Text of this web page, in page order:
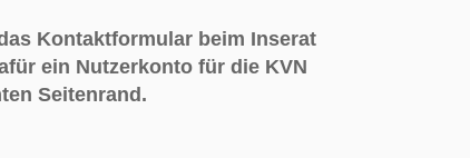
Kontaktformular beim Inserat
ein Nutzerkonto für die KVN
Seitenrand .